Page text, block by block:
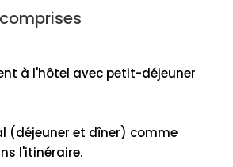
à l'hôtel avec petit-déjeuner
(déjeuner et dîner) comme
l'itinéraire.